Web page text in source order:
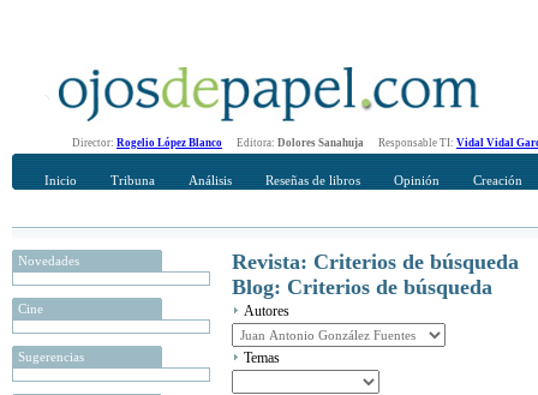
Director: Rogelio López Blanco Editora: Dolores Sanahuja Responsable TI: Vidal Vidal
Inicio Tribuna Análisis Reseñas de libros Opinión Creación
Novedades
Cine
Sugerencias
Revista: Criterios de búsqueda
Blog: Criterios de búsqueda
Autores
Temas